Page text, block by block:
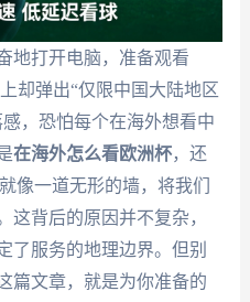
地打开电脑，准备观看
却弹出“仅限中国大陆地区
，恐怕每个在海外想看中
在海外怎么看欧洲杯，还
像一道无形的墙，将我们
这背后的原因并不复杂，
了服务的地理边界。但别
篇文章，就是为你准备的